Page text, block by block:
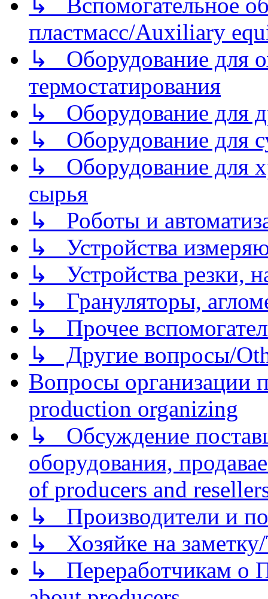
↳ Вспомогательное
пластмасс/Auxiliary
↳ Оборудование для
термостатирования
↳ Оборудование для
↳ Оборудование для
↳ Оборудование для
сырья
↳ Роботы и
↳ Устройства
↳ Устройства резки,
↳ Грануляторы,
↳ Прочее
↳ Другие вопросы/
Вопросы организации
production organizing
↳ Обсуждение
оборудования,
of producers and
↳ Производители и
↳ Хозяйке на
↳ Переработчикам о